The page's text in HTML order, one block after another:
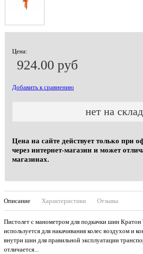
Цена:
924.00 руб
Добавить к сравнению
нет на
Цена на сайте действует только при
через интернет-магазин и может
магазинах.
Описание Характеристики Отзывы
Пистолет с манометром для подкачки шин
используется для накачивания колес воздухом и
внутри шин для правильной эксплуатации
отличается...